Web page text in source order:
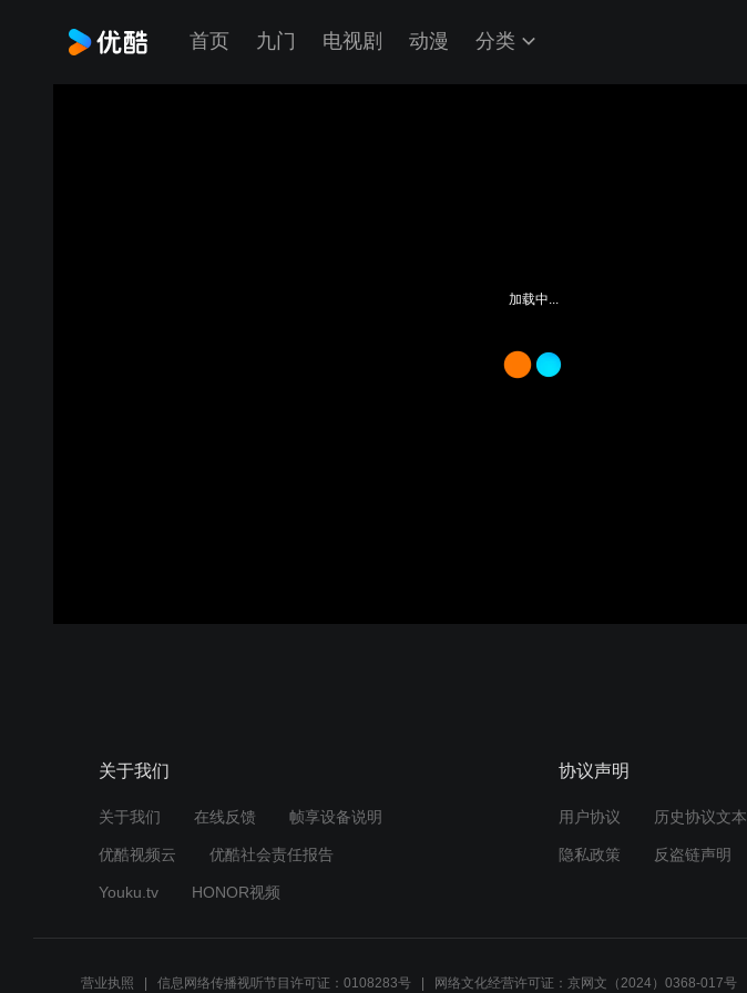
首页 九门 电视剧 动漫 分类
加载中...
关于我们
关于我们 在线反馈 帧享设备说明
优酷视频云 优酷社会责任报告
Youku.tv HONOR视频
协议声明
用户协议 历史协议文本
隐私政策 反盗链声明
营业执照 信息网络传播视听节目许可证：0108283号 网络文化经营许可证：京网文（2024）0368-017号